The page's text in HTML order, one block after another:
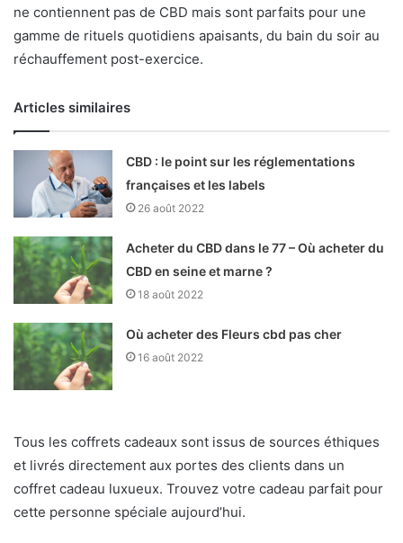
ne contiennent pas de CBD mais sont parfaits pour une
gamme de rituels quotidiens apaisants, du bain du soir au
réchauffement post-exercice.
Articles similaires
CBD : le point sur les réglementations
françaises et les labels
26 août 2022
Acheter du CBD dans le 77 – Où acheter du
CBD en seine et marne ?
18 août 2022
Où acheter des Fleurs cbd pas cher
16 août 2022
Tous les coffrets cadeaux sont issus de sources éthiques
et livrés directement aux portes des clients dans un
coffret cadeau luxueux. Trouvez votre cadeau parfait pour
cette personne spéciale aujourd’hui.